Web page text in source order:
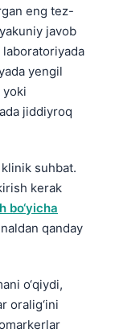
eng tez-
javob
yengil
yoki
jiddiyroq
suhbat.
kerak
bo‘yicha
qanday
o‘qiydi,
oralig‘ini